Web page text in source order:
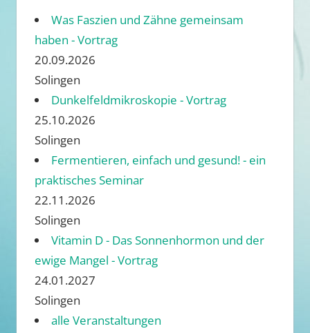
Was Faszien und Zähne gemeinsam
haben - Vortrag
20.09.2026
Solingen
Dunkelfeldmikroskopie - Vortrag
25.10.2026
Solingen
Fermentieren, einfach und gesund! - ein
praktisches Seminar
22.11.2026
Solingen
Vitamin D - Das Sonnenhormon und der
ewige Mangel - Vortrag
24.01.2027
Solingen
alle Veranstaltungen